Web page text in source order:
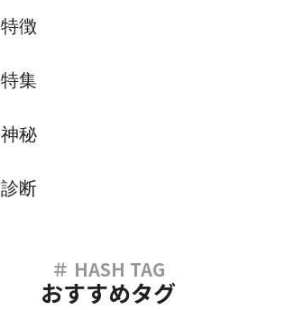
特徴
特集
神秘
診断
おすすめタグ